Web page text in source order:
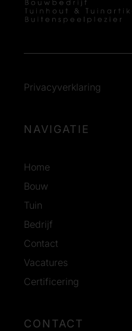
Privacyverklaring
NAVIGATIE
Home
Bouw
Tuin
Bedrijf
Contact
Vacatures
Certificering
CONTACT